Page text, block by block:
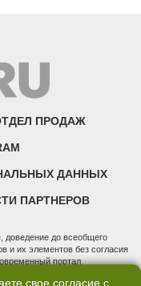
ПРОДАЖ
ДАННЫХ
ПАРТНЕРОВ
до всеобщего
и их элементов без согласия
портал
свое согласие с